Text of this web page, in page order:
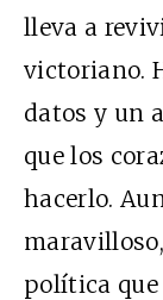
lleva a
victoriano.
datos y un
que los
hacerlo.
política